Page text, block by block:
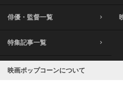
ワイガンドの勇気に報いるために、
真実の公開へとたどり着かせるので
俳優・監督一覧
特集記事一覧
映画ポップコーンについて